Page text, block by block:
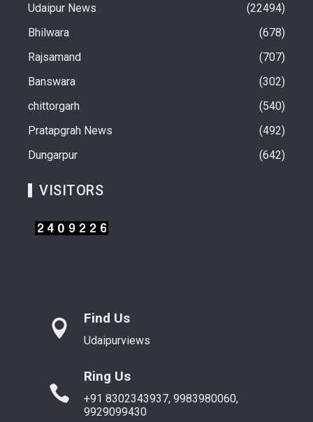
Udaipur News
22494
Bhilwara
678
Rajsamand
707
Banswara
302
chittorgarh
540
Pratapgrah News
492
Dungarpur
642
VISITORS
Find Us
Udaipurviews
Ring Us
+91 8302343937, 9983980060,
9929099430